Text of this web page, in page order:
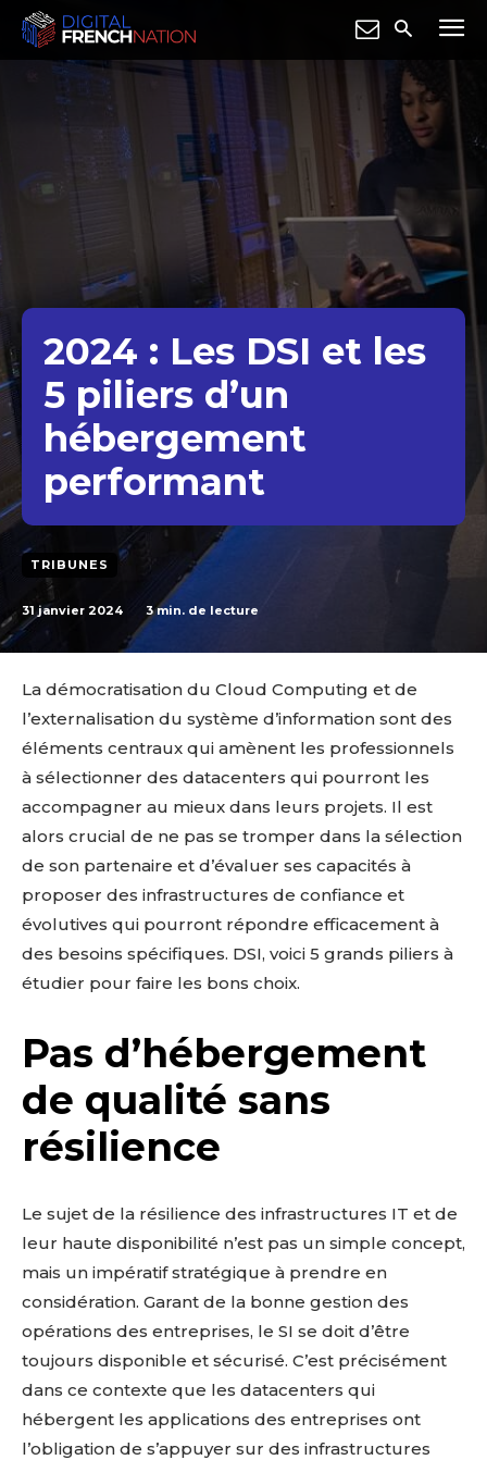
2024 : Les DSI et les
5 piliers d’un
hébergement
performant
TRIBUNES
31 janvier 2024 3min. de lecture
La démocratisation du Cloud Computing et de
l’externalisation du système d’information sont des
éléments centraux qui amènent les professionnels
à sélectionner des datacenters qui pourront les
accompagner au mieux dans leurs projets. Il est
alors crucial de ne pas se tromper dans la sélection
de son partenaire et d’évaluer ses capacités à
proposer des infrastructures de confiance et
évolutives qui pourront répondre efficacement à
des besoins spécifiques. DSI, voici 5 grands piliers à
étudier pour faire les bons choix.
Pas d’hébergement
de qualité sans
résilience
Le sujet de la résilience des infrastructures IT et de
leur haute disponibilité n’est pas un simple concept,
mais un impératif stratégique à prendre en
considération. Garant de la bonne gestion des
opérations des entreprises, le SI se doit d’être
toujours disponible et sécurisé. C’est précisément
dans ce contexte que les datacenters qui
hébergent les applications des entreprises ont
l’obligation de s’appuyer sur des infrastructures